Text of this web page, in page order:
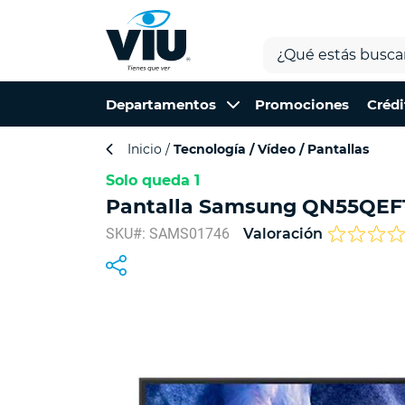
Departamentos Promociones
Inicio Tecnología Vídeo Pantallas
Solo queda 1
Pantalla Samsung
SKU#: SAMS01746 Valoración
Colores vibrantes y precisos
Más información
Calidad de imagen
Más sobre
One UI Tizen
Más sobre
SmartThings